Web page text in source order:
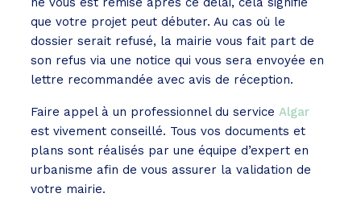
que votre projet peut débuter. Au cas où le
dossier serait refusé, la mairie vous fait part de
son refus via une notice qui vous sera envoyée en
lettre recommandée avec avis de réception.
Faire appel à un professionnel du service Algar
est vivement conseillé. Tous vos documents et
plans sont réalisés par une équipe d’expert en
urbanisme afin de vous assurer la validation de
votre mairie.